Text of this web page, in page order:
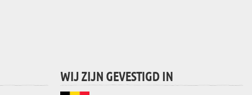
WIJ ZIJN GEVESTIGD IN